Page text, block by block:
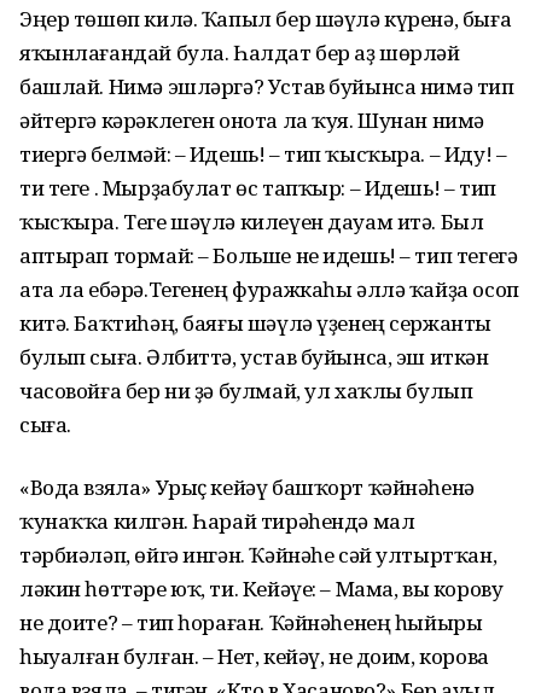
Эңер төшөп килә. Ҡапыл бер шәүлә күренә, быға
яҡынлағандай була. Һалдат бер аҙ шөрләй
башлай. Нимә эшләргә? Устав буйынса нимә тип
әйтергә кәрәклеген онота ла ҡуя. Шунан нимә
тиергә белмәй: – Идешь! – тип ҡысҡыра. – Иду! –
ти теге . Мырҙабулат өс тапҡыр: – Идешь! ‒ тип
ҡысҡыра. Теге шәүлә килеүен дауам итә. Был
аптырап тормай: – Больше не идешь! – тип тегегә
ата ла ебәрә.Тегенең фуражкаһы әллә ҡайҙа осоп
китә. Баҡтиһәң, баяғы шәүлә үҙенең сержанты
булып сыға. Әлбиттә, устав буйынса, эш иткән
часовойға бер ни ҙә булмай, ул хаҡлы булып
сыға.
«Вода взяла» Урыҫ кейәү башҡорт ҡәйнәһенә
ҡунаҡҡа килгән. Һарай тирәһендә мал
тәрбиәләп, өйгә ингән. Ҡәйнәһе сәй ултыртҡан,
ләкин һөттәре юҡ, ти. Кейәүе: – Мама, вы корову
не доите? – тип һораған. Ҡәйнәһенең һыйыры
һыуалған булған. – Нет, кейәү, не доим, корова